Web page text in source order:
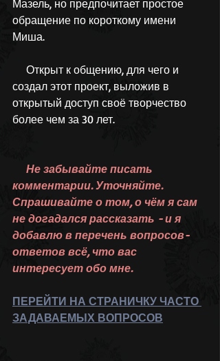
Мазель, но предпочитает простое
обращение по короткому имени
Миша.
создал этот проект, выложив в
открытый доступ своё творчество
более чем за 30 лет.
Не забывайте писать
комментарии. Уточняйте.
Спрашивайте о том, о чём я сам
не догадался рассказать - и я
добавлю в перечень вопросов-
ответов всё, что вас
интересует обо мне.
ПЕРЕЙТИ НА СТРАНИЧКУ ЧАСТО
ЗАДАВАЕМЫХ ВОПРОСОВ